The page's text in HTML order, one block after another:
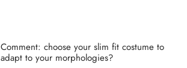
Comment: choose your slim fit costume to
adapt to your morphologies?